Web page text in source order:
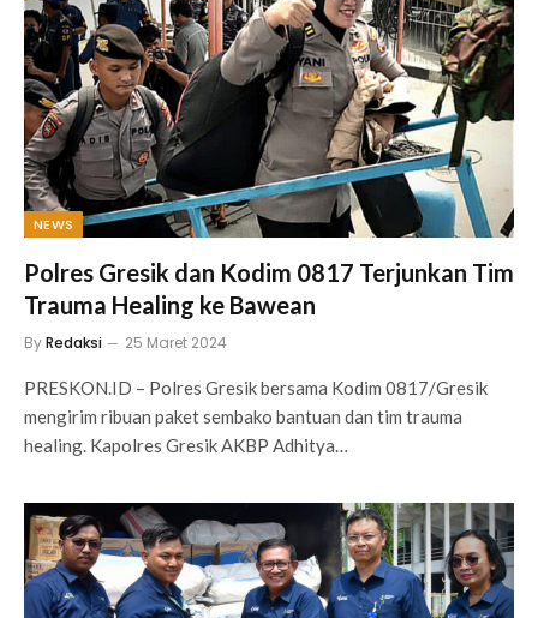
NEWS
Polres Gresik dan Kodim 0817 Terjunkan Tim
Trauma Healing ke Bawean
ByRedaksi 25 Maret 2024
PRESKON.ID – Polres Gresik bersama Kodim 0817/Gresik
mengirim ribuan paket sembako bantuan dan tim trauma
healing. Kapolres Gresik AKBP Adhitya…